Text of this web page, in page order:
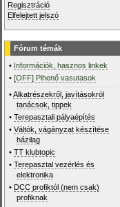
Regisztráció
Elfelejtett jelszó
Fórum témák
• Információk, hasznos linkek
•[OFF] Pihenő vasutasok
•Alkatrészekről, javításokról
tanácsok, tippek
•Terepasztali pályaépítés
•Váltók, vágányzat készítése
házilag
•TT klubtopic
•Terepasztal vezérlés és
elektronika
• DCC profiktól (nem csak)
profiknak